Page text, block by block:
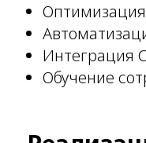
Интеграция
Обучение